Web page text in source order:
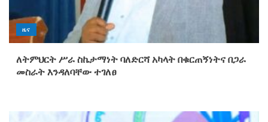
ዜና
ለትምህርት ሥራ ስኬታማነት ባለድርሻ አካላት በቁርጠኝነትና በጋራ
መስራት እንዳለባቸው ተገለፀ